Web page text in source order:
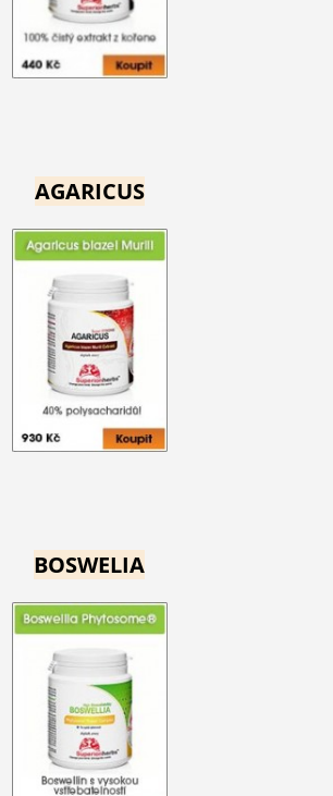
AGARICUS
BOSWELIA